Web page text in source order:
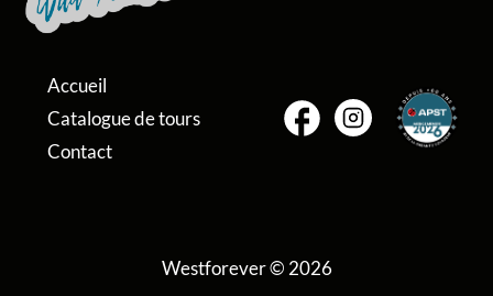
Accueil
Catalogue de tours
Contact
Westforever © 2026